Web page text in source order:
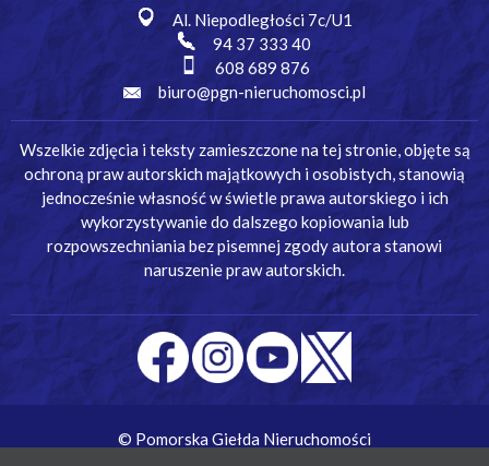
Al. Niepodległości 7c/U1
94 37 333 40
608 689 876
biuro@pgn-nieruchomosci.pl
Wszelkie zdjęcia i teksty zamieszczone na tej stronie, objęte są
ochroną praw autorskich majątkowych i osobistych, stanowią
jednocześnie własność w świetle prawa autorskiego i ich
wykorzystywanie do dalszego kopiowania lub
rozpowszechniania bez pisemnej zgody autora stanowi
naruszenie praw autorskich.
© Pomorska Giełda Nieruchomości